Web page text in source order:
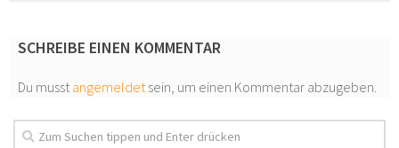
SCHREIBE EINEN KOMMENTAR
Du musstangemeldetsein, um einen Kommentar abzugeben.